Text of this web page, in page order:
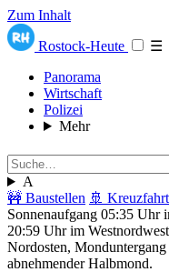
Zum Inhalt
Rostock-Heute
☰
Panorama
Wirtschaft
Polizei
Mehr
A
🚧 Baustellen 🚢 Kreuzfahrt
Sonnenaufgang 05:35 Uhr
20:59 Uhr im
Nordosten,
abnehmender Halbmond.